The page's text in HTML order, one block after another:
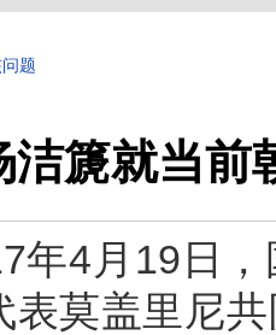
题
洁篪就当前
4月19日，
表莫盖里尼